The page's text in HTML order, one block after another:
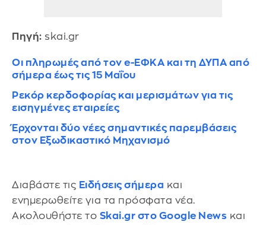
Πηγή: skai.gr
Οι πληρωμές από τον e-ΕΦΚΑ και τη ΔΥΠΑ από
σήμερα έως τις 15 Μαΐου
Ρεκόρ κερδοφορίας και μερισμάτων για τις
εισηγμένες εταιρείες
Έρχονται δύο νέες σημαντικές παρεμβάσεις
στον Εξωδικαστικό Μηχανισμό
Διαβάστε τις Ειδήσεις σήμερα και
ενημερωθείτε για τα πρόσφατα νέα.
Ακολουθήστε το Skai.gr στο Google News και